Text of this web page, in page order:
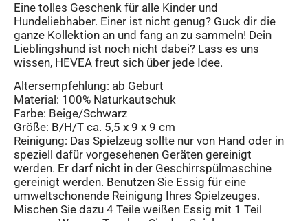
Eine tolles Geschenk für alle Kinder und
Hundeliebhaber. Einer ist nicht genug? Guck dir die
ganze Kollektion an und fang an zu sammeln! Dein
Lieblingshund ist noch nicht dabei? Lass es uns
wissen, HEVEA freut sich über jede Idee.
Altersempfehlung: ab Geburt
Material: 100% Naturkautschuk
Farbe: Beige/Schwarz
Größe: B/H/T ca. 5,5 x 9 x 9 cm
Reinigung: Das Spielzeug sollte nur von Hand oder in
speziell dafür vorgesehenen Geräten gereinigt
werden. Er darf nicht in der Geschirrspülmaschine
gereinigt werden. Benutzen Sie Essig für eine
umweltschonende Reinigung Ihres Spielzeuges.
Mischen Sie dazu 4 Teile weißen Essig mit 1 Teil